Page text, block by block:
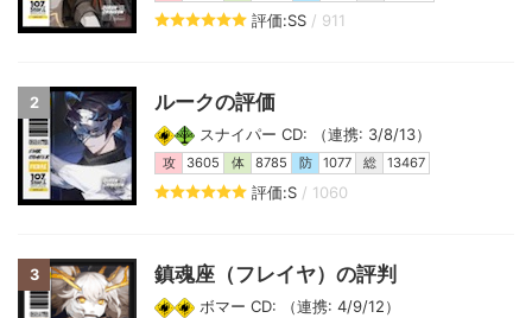
評価:SS / 911
2 ルークの評価
スナイパー CD: （連携: 3/8/13）
攻 3605 体 8785 防 1077 総 13467
評価:S / 1060
3 鎮魂座（フレイヤ）の評判
ボマー CD: （連携: 4/9/12）